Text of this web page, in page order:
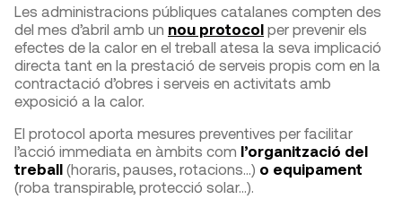
Les administracions públiques catalanes compten des
del mes d’abril amb un nou protocol per prevenir els
efectes de la calor en el treball atesa la seva implicació
directa tant en la prestació de serveis propis com en la
contractació d’obres i serveis en activitats amb
exposició a la calor.
El protocol aporta mesures preventives per facilitar
l’acció immediata en àmbits com l’organització del
treball (horaris, pauses, rotacions…) o equipament
(roba transpirable, protecció solar…).